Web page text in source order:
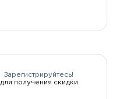
Зарегистрируйтесь!
для получения скидки